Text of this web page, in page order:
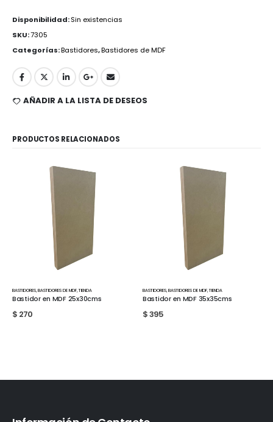
Disponibilidad:Sin existencias
SKU:7305
Categorías:Bastidores,Bastidores de MDF
AÑADIR A LA LISTA DE DESEOS
PRODUCTOS RELACIONADOS
BASTIDORES,BASTIDORES DE MDF,TIENDA
Bastidor en MDF 25x30cms
$ 270
BASTIDORES,BASTIDORES DE MDF,TIENDA
Bastidor en MDF 35x35cms
$395